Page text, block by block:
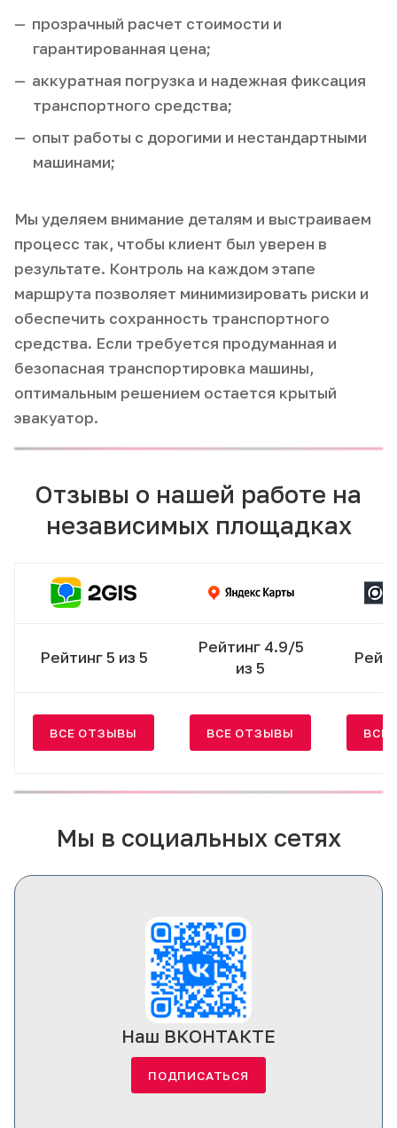
прозрачный расчет стоимости и
гарантированная цена;
аккуратная погрузка и надежная фиксация
транспортного средства;
опыт работы с дорогими и нестандартными
машинами;
Мы уделяем внимание деталям и выстраиваем
процесс так, чтобы клиент был уверен в
результате. Контроль на каждом этапе
маршрута позволяет минимизировать риски и
обеспечить сохранность транспортного
средства. Если требуется продуманная и
безопасная транспортировка машины,
оптимальным решением остается крытый
эвакуатор.
Отзывы о нашей работе на
независимых площадках
Рейтинг 5 из 5
Рейтинг 4.9/5
из 5
ВСЕ ОТЗЫВЫ ВСЕ ОТЗЫВЫ ВСЕ
Мы в социальных сетях
Наш ВКОНТАКТЕ
ПОДПИСАТЬСЯ